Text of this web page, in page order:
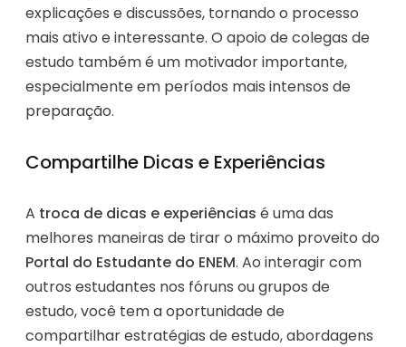
explicações e discussões, tornando o processo
mais ativo e interessante. O apoio de colegas de
estudo também é um motivador importante,
especialmente em períodos mais intensos de
preparação.
Compartilhe Dicas e Experiências
A troca de dicas e experiências é uma das
melhores maneiras de tirar o máximo proveito do
Portal do Estudante do ENEM. Ao interagir com
outros estudantes nos fóruns ou grupos de
estudo, você tem a oportunidade de
compartilhar estratégias de estudo, abordagens